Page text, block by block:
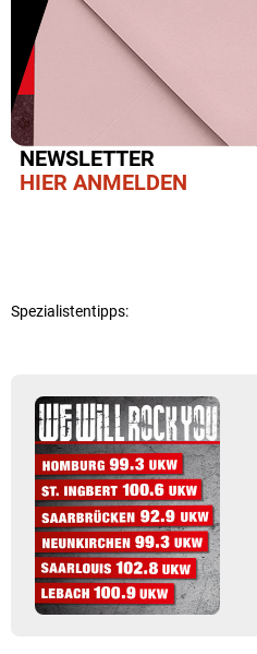
NEWSLETTER
HIER ANMELDEN
Spezialistentipps: